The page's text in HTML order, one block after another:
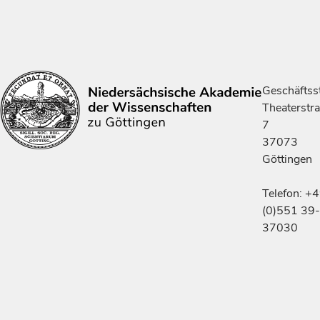
7
37073
Göttingen
Telefon:
(0)551 39-
37030